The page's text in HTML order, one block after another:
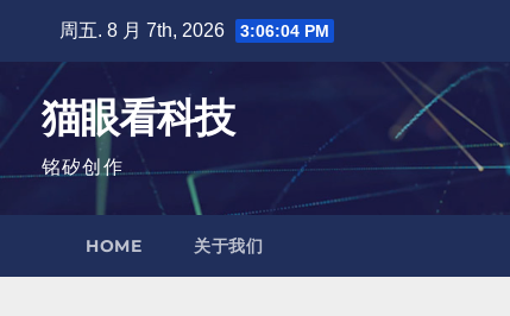
容
周五. 8 月 7th, 2026 3:06:06 PM
猫眼看科技
铭矽创作
HOME 关于我们